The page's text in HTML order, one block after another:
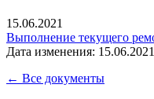
15.06.2021
Выполнение текущего
Дата изменения:
← Все документы